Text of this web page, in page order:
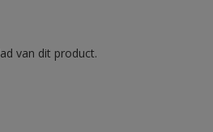
van dit product.